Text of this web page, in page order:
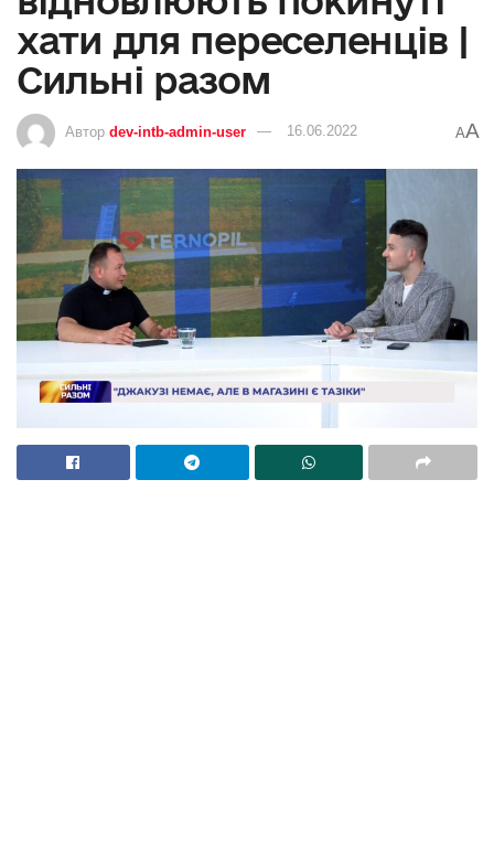
хати для переселенців |
Сильні разом
Автор dev-intb-admin-user 16.06.2022 AA